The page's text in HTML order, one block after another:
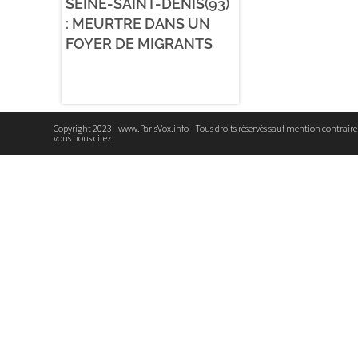
SEINE-SAINT-DENIS(93)
: MEURTRE DANS UN
FOYER DE MIGRANTS
Copyright 2023 - www.ParisVox.info - Tous droits réservés sauf mention
vous nous citez.